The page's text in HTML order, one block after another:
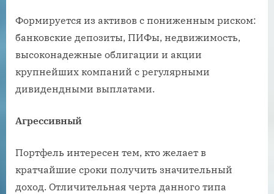
Формируется из активов с пониженным риском:
банковские депозиты, ПИФы, недвижимость,
высоконадежные облигации и акции
крупнейших компаний с регулярными
дивидендными выплатами.
Агрессивный
Портфель интересен тем, кто желает в
кратчайшие сроки получить значительный
доход. Отличительная черта данного типа